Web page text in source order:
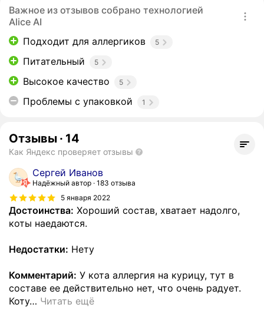
Важное из отзывов собрано технологией
Alice AI
Подходит для аллергиков
5
Питательный 5
Высокое качество 5
Проблемы с упаковкой 1
Отзывы · 14
Как Яндекс проверяет отзывы
Сергей Иванов
Надёжный автор 183 отзыва
5 января 2022
Достоинства: Хороший состав, хватает надолго,
коты наедаются.
Недостатки: Нету
Комментарий: У кота аллергия на курицу, тут в
составе ее действительно нет, что очень радует.
Коту… Читать ещё